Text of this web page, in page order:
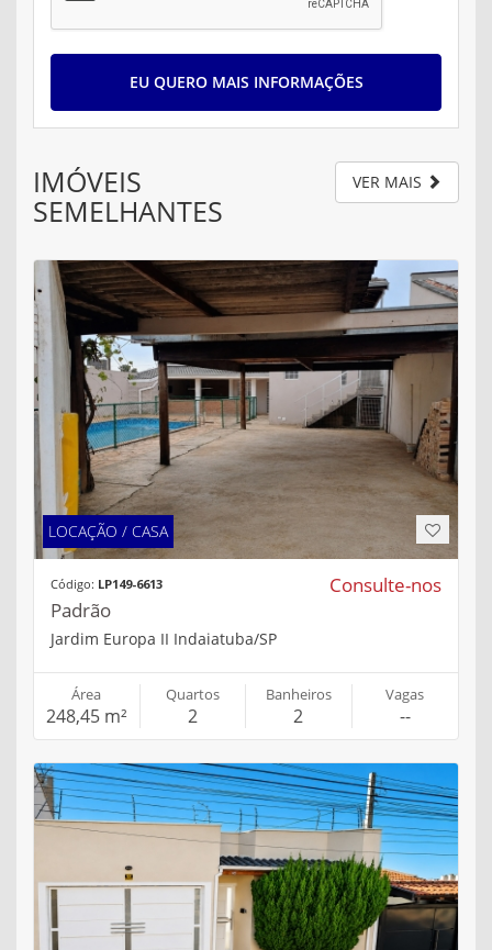
EU QUERO MAIS INFORMAÇÕES
IMÓVEIS
SEMELHANTES
VER MAIS
LOCAÇÃO / CASA
Consulte-nos
Código: LP149-6613
Padrão
Jardim Europa II Indaiatuba/SP
Área
248,45 m²
Quartos
2
Banheiros
2
Vagas
--